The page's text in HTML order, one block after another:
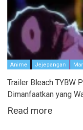
Anime Jejepangan
Trailer Bleach TYBW
Dimanfaatkan yang
Read more